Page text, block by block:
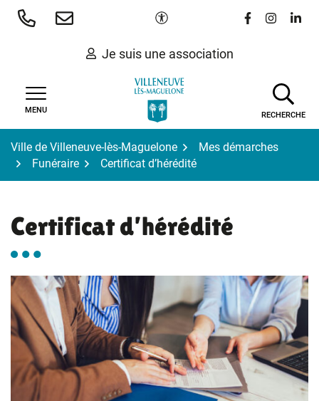
Aller
Paramètres d'accessibilité
Lien vers le
Lien vers
Lien
Je suis une association
MENU
RECHERCHE
Ville de Villeneuve-lès-Maguelone
Mes démarches
Funéraire
Certificat d’hérédité
Certificat d’hérédité